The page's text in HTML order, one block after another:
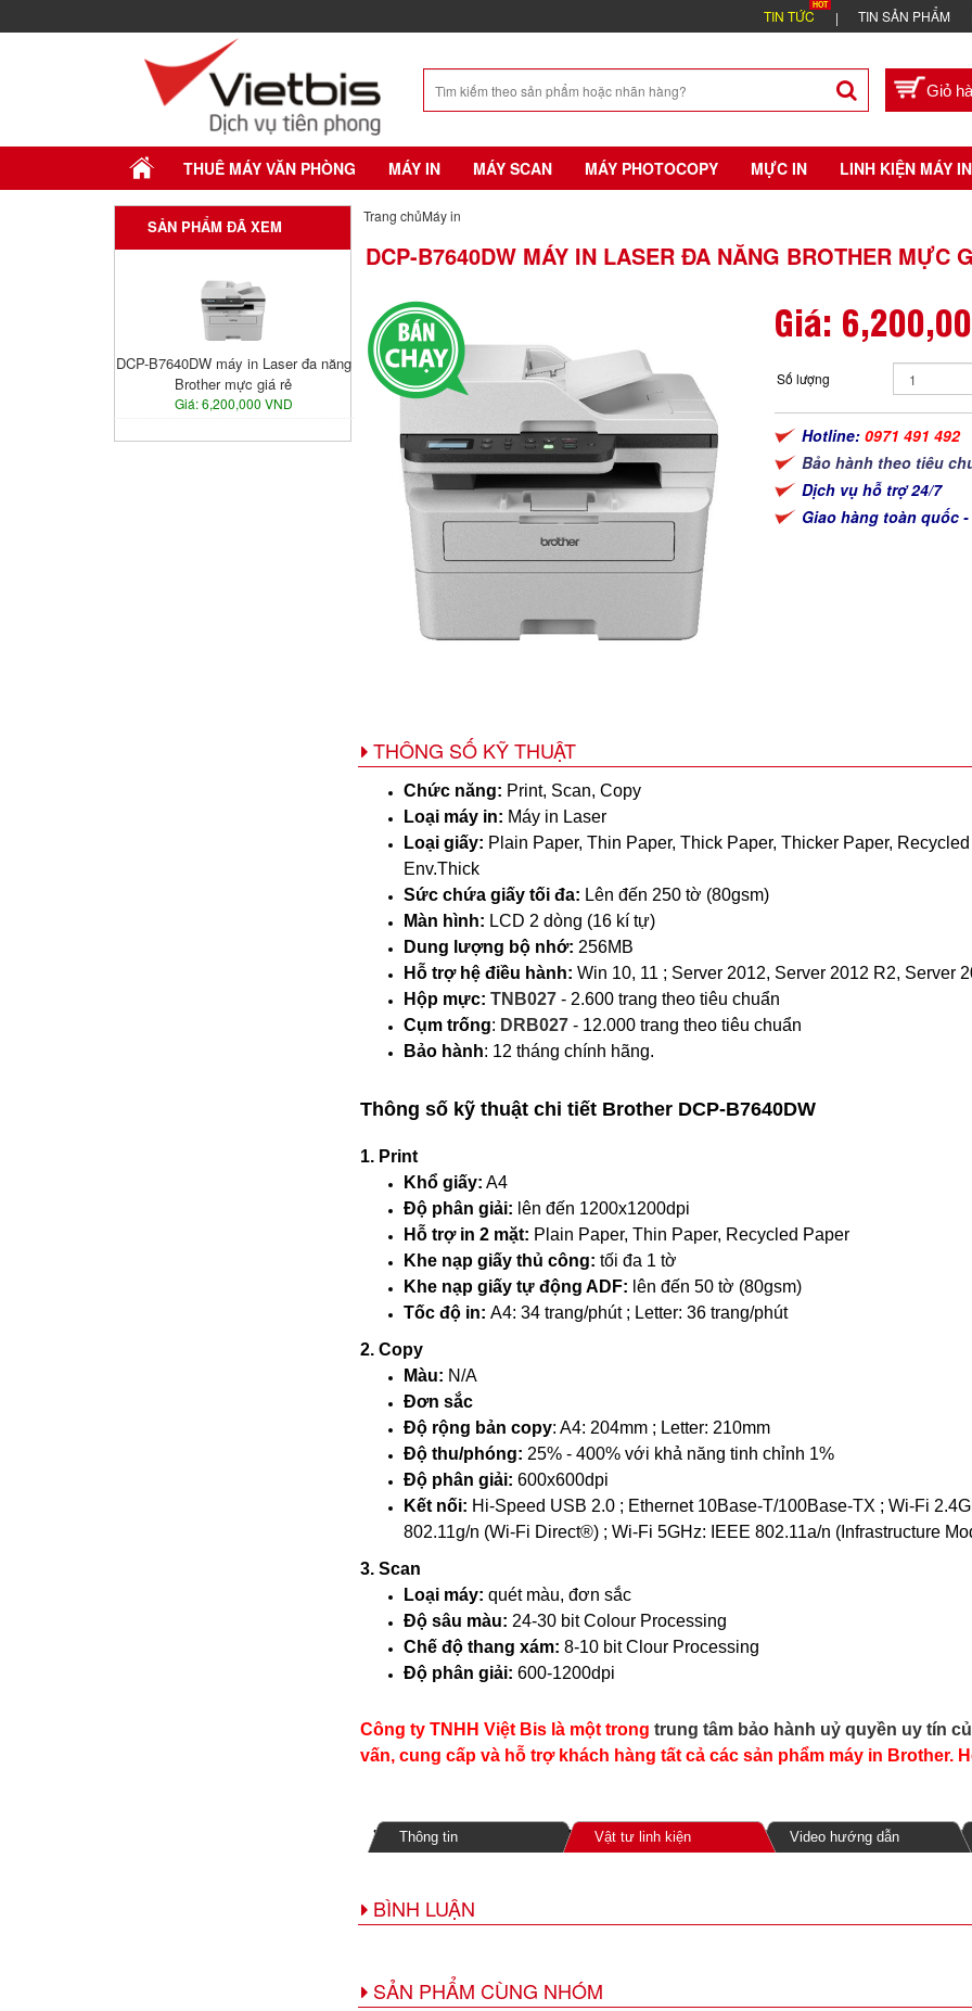
TIN TỨC TIN SẢN PHẨM
THUÊ MÁY VĂN PHÒNG MÁY IN MÁY SCAN MÁY PHOTOCOPY MỰC IN LINH KIỆN MÁY IN
SẢN PHẨM ĐÃ XEM
DCP-B7640DW máy in Laser đa năng
Brother mực giá rẻ
Giá: 6,200,000 VND
Trang chủMáy in
DCP-B7640DW MÁY IN LASER ĐA NĂNG BROTHER MỰC
Giá:
Số lượng
Hotline:0971 491 492
Bảo hành theo tiêu
Dịch vụ hỗ trợ 24/7
Giao hàng toàn quốc
THÔNG SỐ KỸ THUẬT
Chức năng: Print, Scan, Copy
Loại máy in: Máy in Laser
Loại giấy: Plain Paper, Thin Paper, Thick Paper, Thicker Paper,
Env.Thick
Sức chứa giấy tối đa: Lên đến 250 tờ (80gsm)
Màn hình: LCD 2 dòng (16 kí tự)
Dung lượng bộ nhớ: 256MB
Hỗ trợ hệ điều hành: Win 10, 11 ; Server 2012, Server 2012 R2, Server
Hộp mực: TNB027- 2.600 trang theo tiêu chuẩn
Cụm trống: DRB027- 12.000 trang theo tiêu chuẩn
Bảo hành: 12 tháng chính hãng.
Thông số kỹ thuật chi tiết Brother DCP-B7640DW
1. Print
Khổ giấy: A4
Độ phân giải: lên đến 1200x1200dpi
Hỗ trợ in 2 mặt: Plain Paper, Thin Paper, Recycled Paper
Khe nạp giấy thủ công: tối đa 1 tờ
Khe nạp giấy tự động ADF: lên đến 50 tờ (80gsm)
Tốc độ in: A4: 34 trang/phút ; Letter: 36 trang/phút
2. Copy
Màu: N/A
Đơn sắc
Độ rộng bản copy: A4: 204mm ; Letter: 210mm
Độ thu/phóng: 25% - 400% với khả năng tinh chỉnh 1%
Độ phân giải: 600x600dpi
Kết nối: Hi-Speed USB 2.0 ; Ethernet 10Base-T/100Base-TX ; Wi-Fi
802.11g/n (Wi-Fi Direct®) ; Wi-Fi 5GHz: IEEE 802.11a/n (Infrastructure
3. Scan
Loại máy: quét màu, đơn sắc
Độ sâu màu: 24-30 bit Colour Processing
Chế độ thang xám: 8-10 bit Clour Processing
Độ phân giải: 600-1200dpi
Công ty TNHH Việt Bis là một trong trung tâm bảo hành uỷ quyền uy tín
vấn, cung cấp và hỗ trợ khách hàng tất cả các sản phẩm máy in Brother.
Thông tin Vật tư linh kiện Video hướng dẫn
BÌNH LUẬN
SẢN PHẨM CÙNG NHÓM